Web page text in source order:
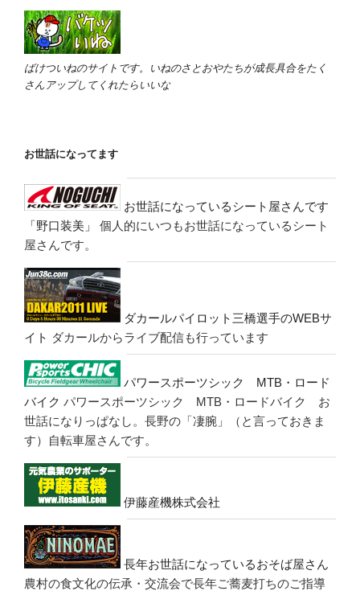
ばけついねのサイトです。いねのさとおやたちが成長具合をたく
さんアップしてくれたらいいな
お世話になってます
お世話になっているシート屋さんです
「野口装美」
個人的にいつもお世話になっているシート
屋さんです。
ダカールパイロット三橋選手のWEBサ
イト ダカールからライブ配信も行っています
パワースポーツシック MTB・ロード
バイク パワースポーツシック MTB・ロードバイク お
世話になりっぱなし。長野の「凄腕」（と言っておきま
す）自転車屋さんです。
伊藤産機株式会社
長年お世話になっているおそば屋さん
農村の食文化の伝承・交流会で長年ご蕎麦打ちのご指導